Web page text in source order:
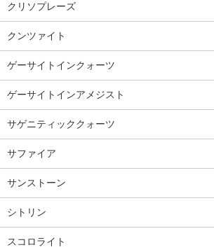
クリソプレーズ
クンツァイト
ゲーサイトインクォーツ
ゲーサイトインアメジスト
サゲニティッククォーツ
サファイア
サンストーン
シトリン
スコロライト